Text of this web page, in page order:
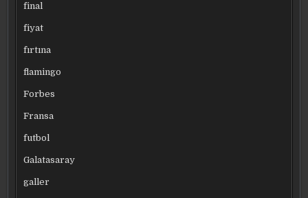
final
fiyat
fırtına
flamingo
Forbes
Fransa
futbol
Galatasaray
galler